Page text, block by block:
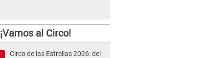
¡Vamos al Circo!
Circo de las Estrellas 2026: del